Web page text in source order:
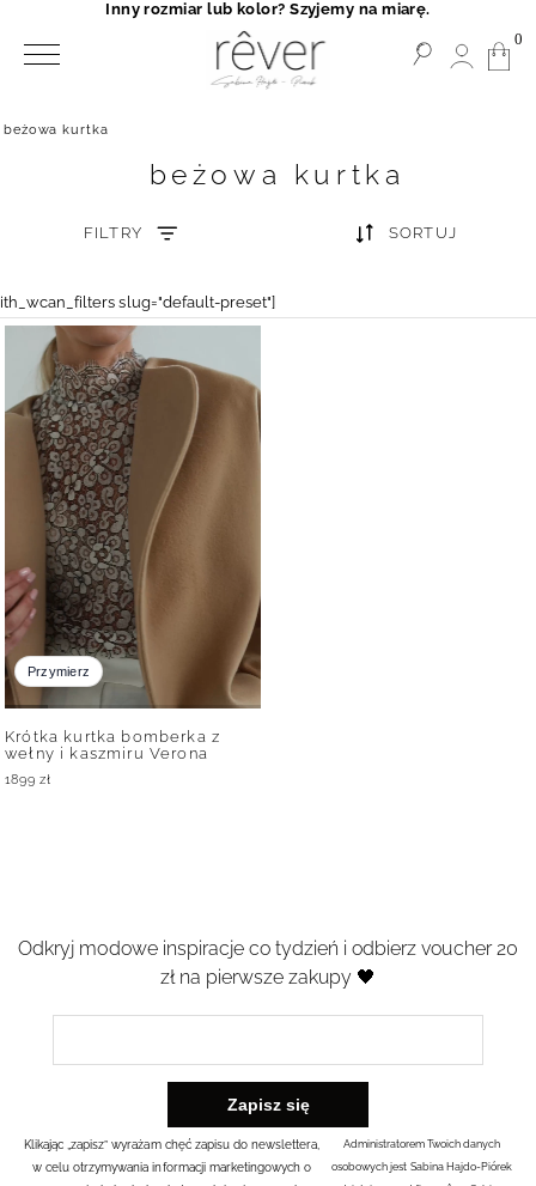
beżowa kurtka
beżowa kurtka
FILTRY SORTUJ
slug="default-preset"]
Przymierz
Krótka kurtka bomberka z
wełny i kaszmiru Verona
1899zł
Odkryj modowe inspiracje co tydzień i odbierz voucher 20
zł na pierwsze zakupy 🖤
Klikając „zapisz” wyrażam chęć zapisu do newslettera,
w celu otrzymywania informacji marketingowych o
Administratorem Twoich danych
osobowych jest Sabina Hajdo-Piórek
0
Inny rozmiar lub kolor? Szyjemy na miarę.